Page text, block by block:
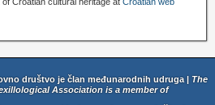
društvo je član međunarodnih udruga | The
Association is a member of